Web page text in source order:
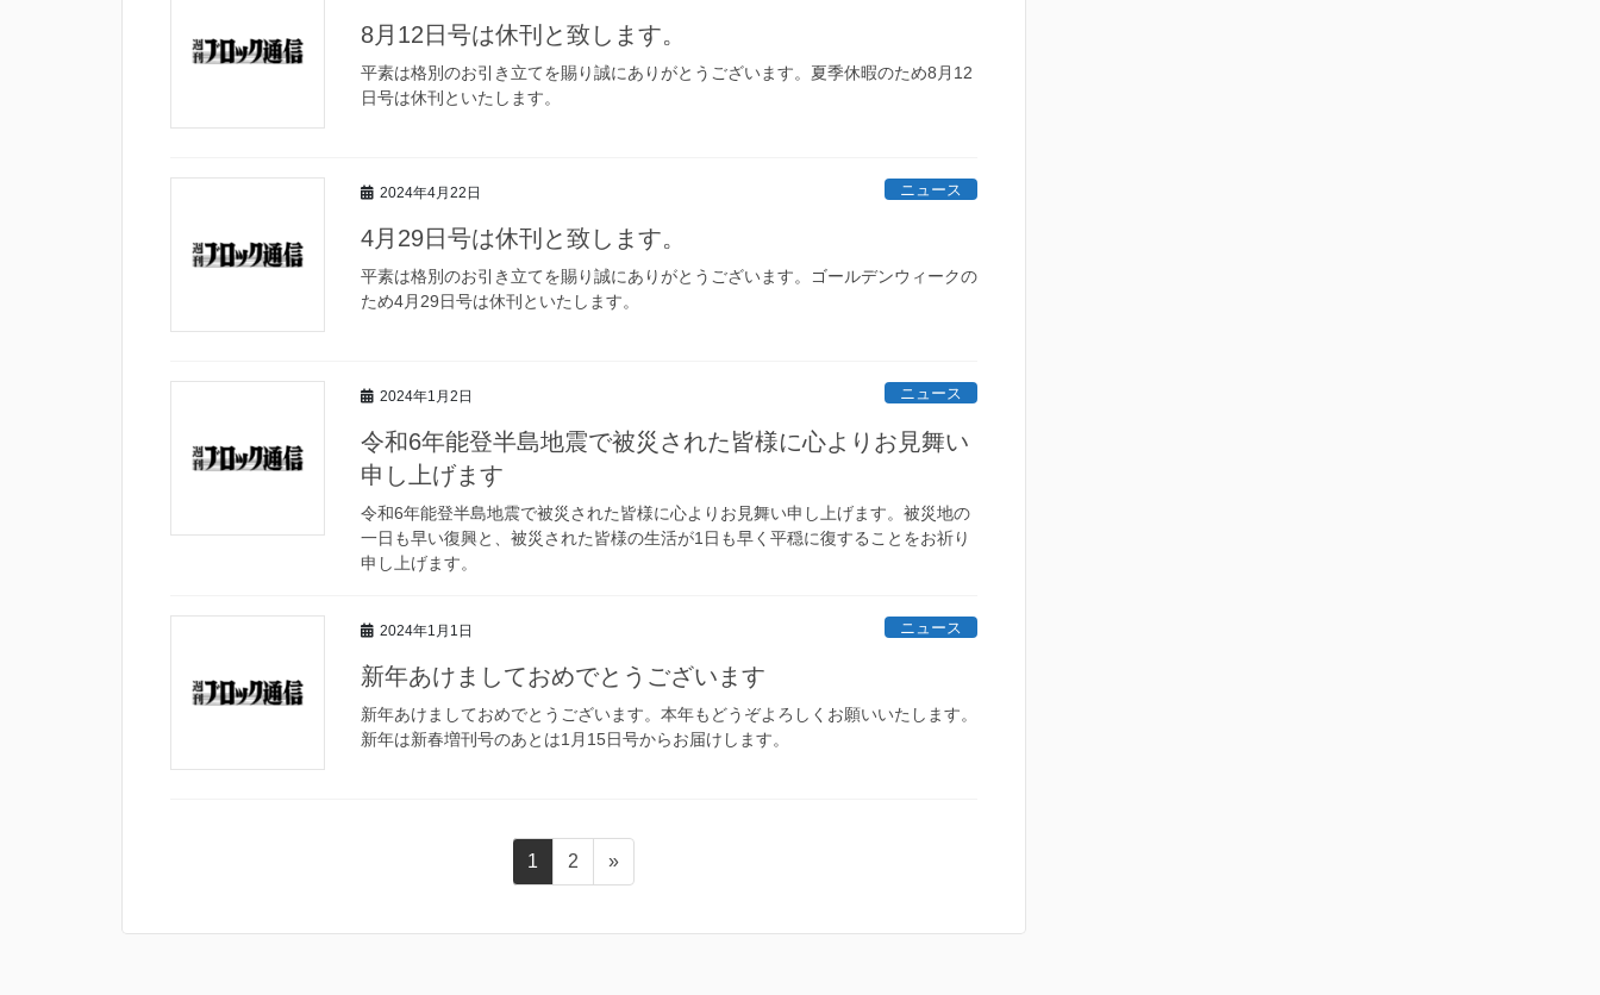
8月12日号は休刊と致します。
平素は格別のお引き立てを賜り誠にありがとうございます。夏季休暇のため8月12
日号は休刊といたします。
2024年4月22日 ニュース
4月29日号は休刊と致します。
平素は格別のお引き立てを賜り誠にありがとうございます。ゴールデンウィークの
ため4月29日号は休刊といたします。
2024年1月2日 ニュース
令和6年能登半島地震で被災された皆様に心よりお見舞い
申し上げます
令和6年能登半島地震で被災された皆様に心よりお見舞い申し上げます。被災地の
一日も早い復興と、被災された皆様の生活が1日も早く平穏に復することをお祈り
申し上げます。
2024年1月1日 ニュース
新年あけましておめでとうございます
新年あけましておめでとうございます。本年もどうぞよろしくお願いいたします。
新年は新春増刊号のあとは1月15日号からお届けします。
ナ
固
定
1
固
定
2 »